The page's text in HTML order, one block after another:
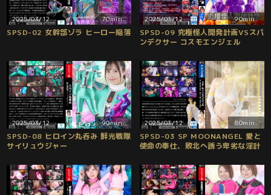
2025/03/12 70min.
SPSD-02 女幹部ゾラ ヒーロー陥落
2025/03/12 90min.
SPSD-09 究極怪人開発計画VSスパ
ンデクサー コスモエンジェル
2025/03/12 90min.
SPSD-08 ヒロイン丸呑み 鮮光戦隊
サイリュウジャー
2025/03/12 80min.
SPSD-03 SP MOONANGEL 愛と
使命の奉仕、敗北へ誘う卑劣な淫計